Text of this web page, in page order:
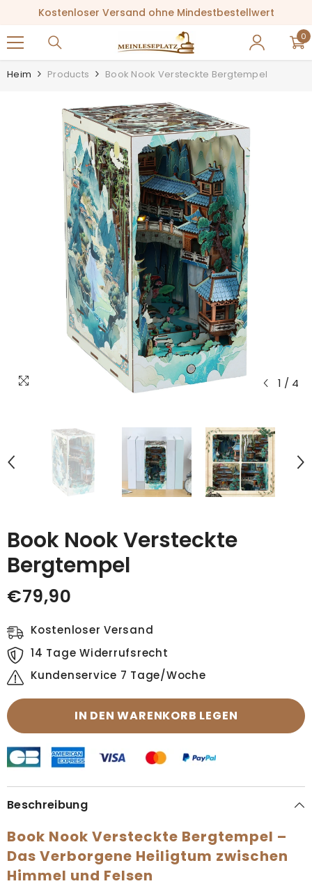
Kostenloser Versand ohne Mindestbestellwert
0
0
Heim Products Book Nook Versteckte Bergtempel
1 / 4
Book Nook Versteckte
Bergtempel
€79,90
Kostenloser Versand
14 Tage Widerrufsrecht
Kundenservice 7 Tage/Woche
IN DEN WARENKORB LEGEN
Beschreibung
Book Nook Versteckte Bergtempel –
Das Verborgene Heiligtum zwischen
Himmel und Felsen